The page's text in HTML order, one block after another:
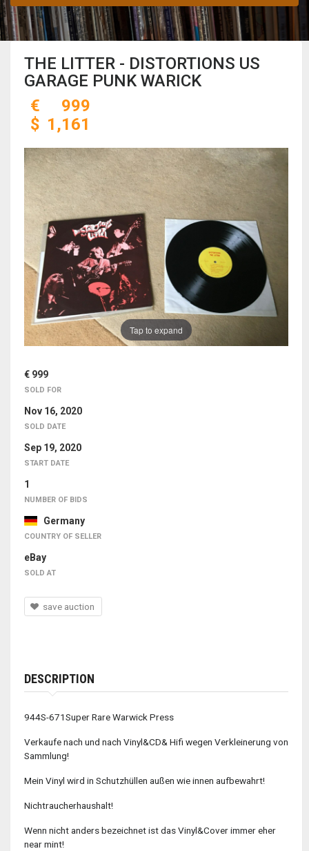
THE LITTER - DISTORTIONS US
GARAGE PUNK WARICK
€
999
$ 1,161
Tap to expand
€ 999
SOLD FOR
Nov 16, 2020
SOLD DATE
Sep 19, 2020
START DATE
1
NUMBER OF BIDS
Germany
COUNTRY OF SELLER
eBay
SOLD AT
save auction
DESCRIPTION
944S-671Super Rare Warwick Press
Verkaufe nach und nach Vinyl&CD& Hifi wegen Verkleinerung von
Sammlung!
Mein Vinyl wird in Schutzhüllen außen wie innen aufbewahrt!
Nichtraucherhaushalt!
Wenn nicht anders bezeichnet ist das Vinyl&Cover immer eher
near mint!